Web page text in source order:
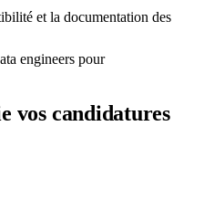
et la documentation des
engineers pour
vos candidatures